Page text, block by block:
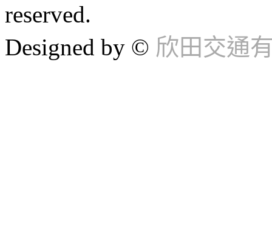
reserved.
Designed by © 欣田交通